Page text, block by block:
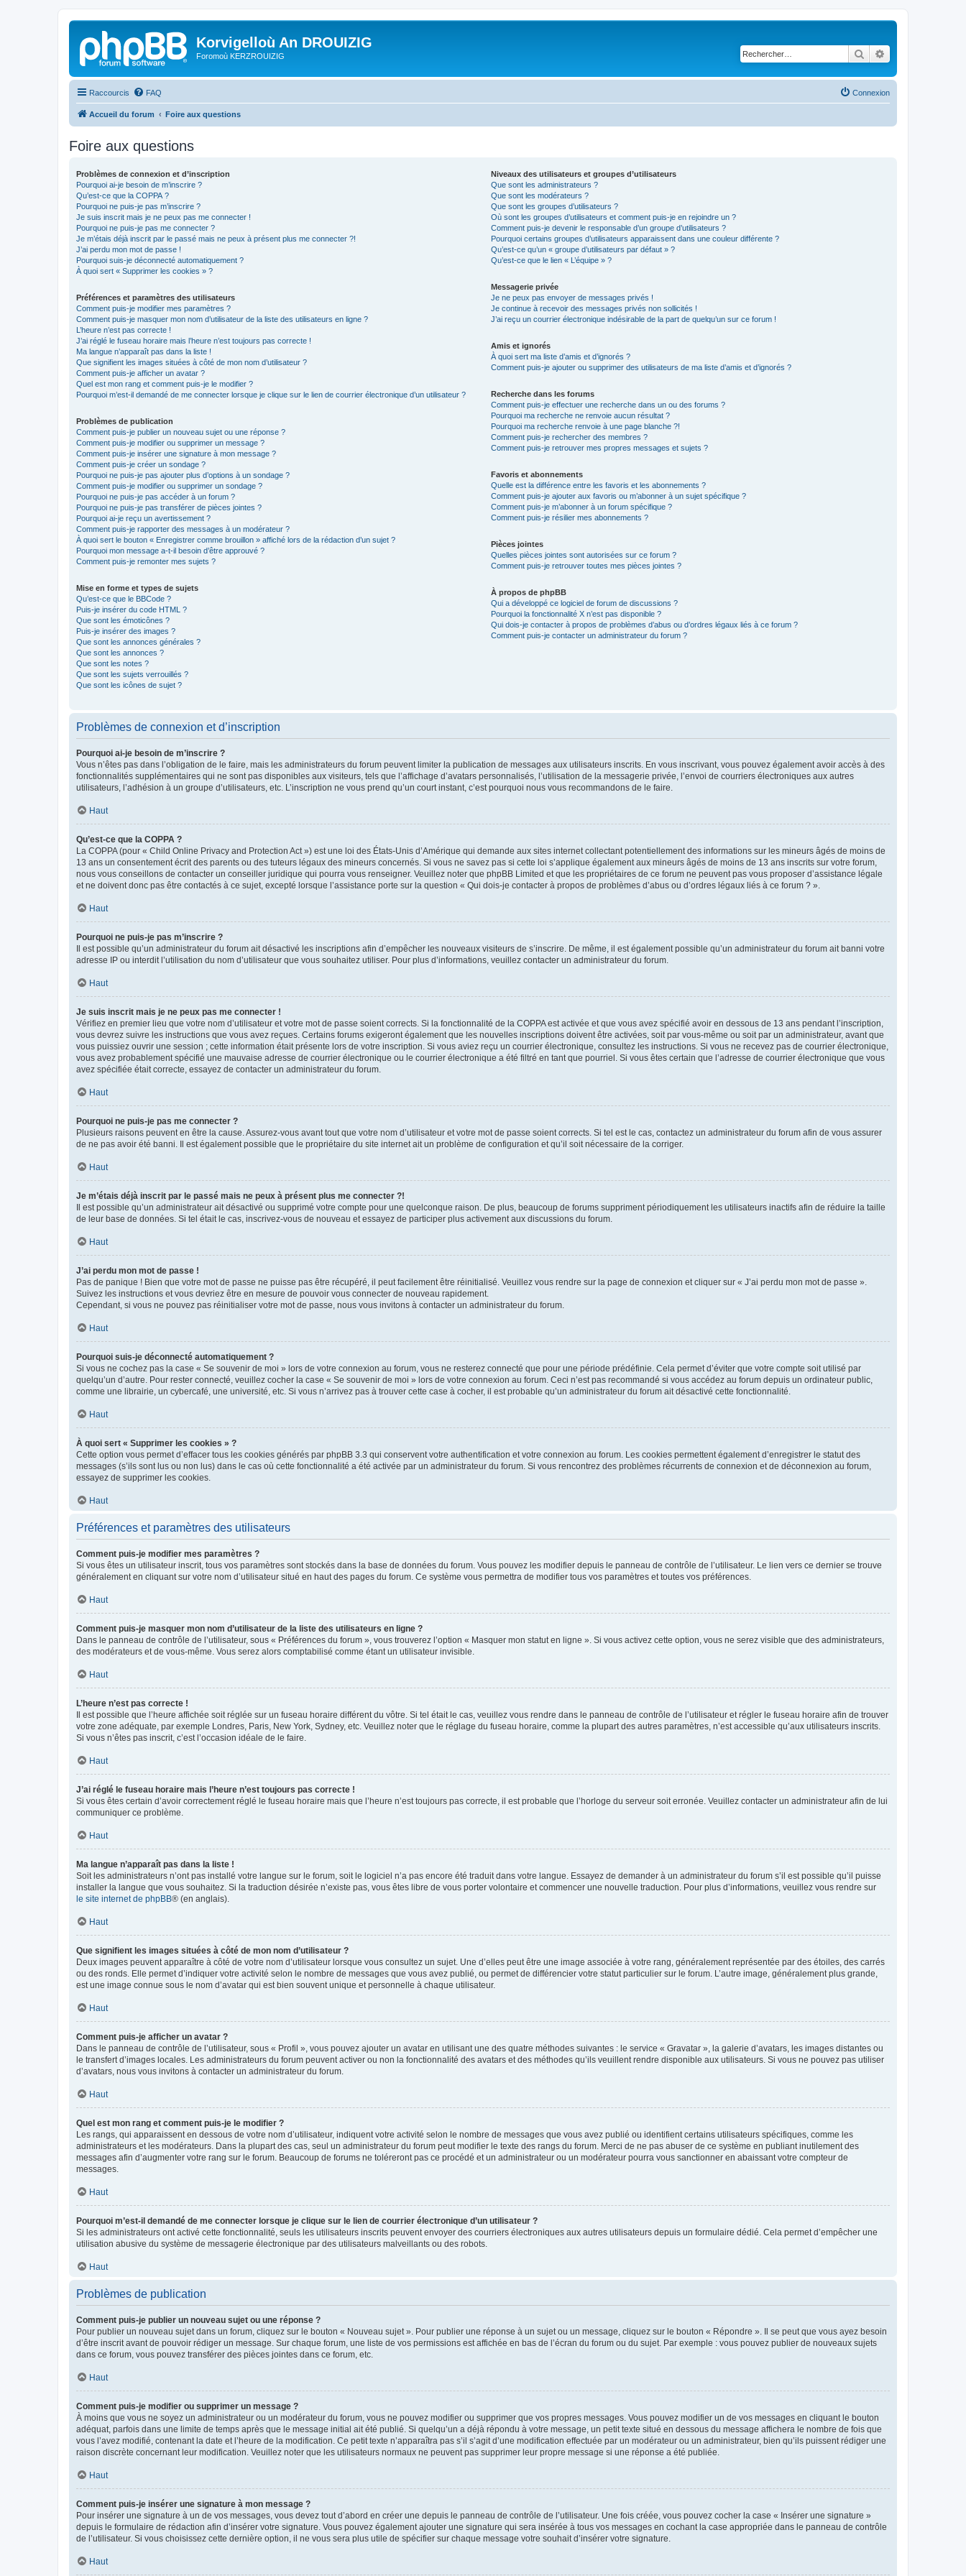
Korvigelloù An DROUIZIG
Foromoù KERZROUIZIG Rechercher
Raccourcis FAQ Connexion
Accueil du forum Foire aux questions
Foire aux questions
Problèmes de connexion et d’inscription
Pourquoi ai-je besoin de m’inscrire ?
Qu’est-ce que la COPPA ?
Pourquoi ne puis-je pas m’inscrire ?
Je suis inscrit mais je ne peux pas me connecter !
Pourquoi ne puis-je pas me connecter ?
Je m’étais déjà inscrit par le passé mais ne peux à présent plus me connecter ?!
J’ai perdu mon mot de passe !
Pourquoi suis-je déconnecté automatiquement ?
À quoi sert « Supprimer les cookies » ?
Préférences et paramètres des utilisateurs
Comment puis-je modifier mes paramètres ?
Comment puis-je masquer mon nom d’utilisateur de la liste des utilisateurs en ligne ?
L’heure n’est pas correcte !
J’ai réglé le fuseau horaire mais l’heure n’est toujours pas correcte !
Ma langue n’apparaît pas dans la liste !
Que signifient les images situées à côté de mon nom d’utilisateur ?
Comment puis-je afficher un avatar ?
Quel est mon rang et comment puis-je le modifier ?
Pourquoi m’est-il demandé de me connecter lorsque je clique sur le lien de courrier électronique d’un utilisateur ?
Problèmes de publication
Comment puis-je publier un nouveau sujet ou une réponse ?
Comment puis-je modifier ou supprimer un message ?
Comment puis-je insérer une signature à mon message ?
Comment puis-je créer un sondage ?
Pourquoi ne puis-je pas ajouter plus d’options à un sondage ?
Comment puis-je modifier ou supprimer un sondage ?
Pourquoi ne puis-je pas accéder à un forum ?
Pourquoi ne puis-je pas transférer de pièces jointes ?
Pourquoi ai-je reçu un avertissement ?
Comment puis-je rapporter des messages à un modérateur ?
À quoi sert le bouton « Enregistrer comme brouillon » affiché lors de la rédaction d’un sujet ?
Pourquoi mon message a-t-il besoin d’être approuvé ?
Comment puis-je remonter mes sujets ?
Mise en forme et types de sujets
Qu’est-ce que le BBCode ?
Puis-je insérer du code HTML ?
Que sont les émoticônes ?
Puis-je insérer des images ?
Que sont les annonces générales ?
Que sont les annonces ?
Que sont les notes ?
Que sont les sujets verrouillés ?
Que sont les icônes de sujet ?
Niveaux des utilisateurs et groupes d’utilisateurs
Que sont les administrateurs ?
Que sont les modérateurs ?
Que sont les groupes d’utilisateurs ?
Où sont les groupes d’utilisateurs et comment puis-je en rejoindre un ?
Comment puis-je devenir le responsable d’un groupe d’utilisateurs ?
Pourquoi certains groupes d’utilisateurs apparaissent dans une couleur différente ?
Qu’est-ce qu’un « groupe d’utilisateurs par défaut » ?
Qu’est-ce que le lien « L’équipe » ?
Messagerie privée
Je ne peux pas envoyer de messages privés !
Je continue à recevoir des messages privés non sollicités !
J’ai reçu un courrier électronique indésirable de la part de quelqu’un sur ce forum !
Amis et ignorés
À quoi sert ma liste d’amis et d’ignorés ?
Comment puis-je ajouter ou supprimer des utilisateurs de ma liste d’amis et d’ignorés ?
Recherche dans les forums
Comment puis-je effectuer une recherche dans un ou des forums ?
Pourquoi ma recherche ne renvoie aucun résultat ?
Pourquoi ma recherche renvoie à une page blanche ?!
Comment puis-je rechercher des membres ?
Comment puis-je retrouver mes propres messages et sujets ?
Favoris et abonnements
Quelle est la différence entre les favoris et les abonnements ?
Comment puis-je ajouter aux favoris ou m’abonner à un sujet spécifique ?
Comment puis-je m’abonner à un forum spécifique ?
Comment puis-je résilier mes abonnements ?
Pièces jointes
Quelles pièces jointes sont autorisées sur ce forum ?
Comment puis-je retrouver toutes mes pièces jointes ?
À propos de phpBB
Qui a développé ce logiciel de forum de discussions ?
Pourquoi la fonctionnalité X n’est pas disponible ?
Qui dois-je contacter à propos de problèmes d’abus ou d’ordres légaux liés à ce forum ?
Comment puis-je contacter un administrateur du forum ?
Problèmes de connexion et d’inscription
Pourquoi ai-je besoin de m’inscrire ?
Vous n’êtes pas dans l’obligation de le faire, mais les administrateurs du forum peuvent limiter la publication de messages aux utilisateurs inscrits. En vous inscrivant, vous pouvez également avoir accès à des
fonctionnalités supplémentaires qui ne sont pas disponibles aux visiteurs, tels que l’affichage d’avatars personnalisés, l’utilisation de la messagerie privée, l’envoi de courriers électroniques aux autres
utilisateurs, l’adhésion à un groupe d’utilisateurs, etc. L’inscription ne vous prend qu’un court instant, c’est pourquoi nous vous recommandons de le faire.
Haut
Qu’est-ce que la COPPA ?
La COPPA (pour « Child Online Privacy and Protection Act ») est une loi des États-Unis d’Amérique qui demande aux sites internet collectant potentiellement des informations sur les mineurs âgés de moins de
13 ans un consentement écrit des parents ou des tuteurs légaux des mineurs concernés. Si vous ne savez pas si cette loi s’applique également aux mineurs âgés de moins de 13 ans inscrits sur votre forum,
nous vous conseillons de contacter un conseiller juridique qui pourra vous renseigner. Veuillez noter que phpBB Limited et que les propriétaires de ce forum ne peuvent pas vous proposer d’assistance légale
et ne doivent donc pas être contactés à ce sujet, excepté lorsque l’assistance porte sur la question « Qui dois-je contacter à propos de problèmes d’abus ou d’ordres légaux liés à ce forum ? ».
Haut
Pourquoi ne puis-je pas m’inscrire ?
Il est possible qu’un administrateur du forum ait désactivé les inscriptions afin d’empêcher les nouveaux visiteurs de s’inscrire. De même, il est également possible qu’un administrateur du forum ait banni votre
adresse IP ou interdit l’utilisation du nom d’utilisateur que vous souhaitez utiliser. Pour plus d’informations, veuillez contacter un administrateur du forum.
Haut
Je suis inscrit mais je ne peux pas me connecter !
Vérifiez en premier lieu que votre nom d’utilisateur et votre mot de passe soient corrects. Si la fonctionnalité de la COPPA est activée et que vous avez spécifié avoir en dessous de 13 ans pendant l’inscription,
vous devrez suivre les instructions que vous avez reçues. Certains forums exigeront également que les nouvelles inscriptions doivent être activées, soit par vous-même ou soit par un administrateur, avant que
vous puissiez ouvrir une session ; cette information était présente lors de votre inscription. Si vous aviez reçu un courrier électronique, consultez les instructions. Si vous ne recevez pas de courrier électronique,
vous avez probablement spécifié une mauvaise adresse de courrier électronique ou le courrier électronique a été filtré en tant que pourriel. Si vous êtes certain que l’adresse de courrier électronique que vous
avez spécifiée était correcte, essayez de contacter un administrateur du forum.
Haut
Pourquoi ne puis-je pas me connecter ?
Plusieurs raisons peuvent en être la cause. Assurez-vous avant tout que votre nom d’utilisateur et votre mot de passe soient corrects. Si tel est le cas, contactez un administrateur du forum afin de vous assurer
de ne pas avoir été banni. Il est également possible que le propriétaire du site internet ait un problème de configuration et qu’il soit nécessaire de la corriger.
Haut
Je m’étais déjà inscrit par le passé mais ne peux à présent plus me connecter ?!
Il est possible qu’un administrateur ait désactivé ou supprimé votre compte pour une quelconque raison. De plus, beaucoup de forums suppriment périodiquement les utilisateurs inactifs afin de réduire la taille
de leur base de données. Si tel était le cas, inscrivez-vous de nouveau et essayez de participer plus activement aux discussions du forum.
Haut
J’ai perdu mon mot de passe !
Pas de panique ! Bien que votre mot de passe ne puisse pas être récupéré, il peut facilement être réinitialisé. Veuillez vous rendre sur la page de connexion et cliquer sur « J’ai perdu mon mot de passe ».
Suivez les instructions et vous devriez être en mesure de pouvoir vous connecter de nouveau rapidement.
Cependant, si vous ne pouvez pas réinitialiser votre mot de passe, nous vous invitons à contacter un administrateur du forum.
Haut
Pourquoi suis-je déconnecté automatiquement ?
Si vous ne cochez pas la case « Se souvenir de moi » lors de votre connexion au forum, vous ne resterez connecté que pour une période prédéfinie. Cela permet d’éviter que votre compte soit utilisé par
quelqu’un d’autre. Pour rester connecté, veuillez cocher la case « Se souvenir de moi » lors de votre connexion au forum. Ceci n’est pas recommandé si vous accédez au forum depuis un ordinateur public,
comme une librairie, un cybercafé, une université, etc. Si vous n’arrivez pas à trouver cette case à cocher, il est probable qu’un administrateur du forum ait désactivé cette fonctionnalité.
Haut
À quoi sert « Supprimer les cookies » ?
Cette option vous permet d’effacer tous les cookies générés par phpBB 3.3 qui conservent votre authentification et votre connexion au forum. Les cookies permettent également d’enregistrer le statut des
messages (s’ils sont lus ou non lus) dans le cas où cette fonctionnalité a été activée par un administrateur du forum. Si vous rencontrez des problèmes récurrents de connexion et de déconnexion au forum,
essayez de supprimer les cookies.
Haut
Préférences et paramètres des utilisateurs
Comment puis-je modifier mes paramètres ?
Si vous êtes un utilisateur inscrit, tous vos paramètres sont stockés dans la base de données du forum. Vous pouvez les modifier depuis le panneau de contrôle de l’utilisateur. Le lien vers ce dernier se trouve
généralement en cliquant sur votre nom d’utilisateur situé en haut des pages du forum. Ce système vous permettra de modifier tous vos paramètres et toutes vos préférences.
Haut
Comment puis-je masquer mon nom d’utilisateur de la liste des utilisateurs en ligne ?
Dans le panneau de contrôle de l’utilisateur, sous « Préférences du forum », vous trouverez l’option « Masquer mon statut en ligne ». Si vous activez cette option, vous ne serez visible que des administrateurs,
des modérateurs et de vous-même. Vous serez alors comptabilisé comme étant un utilisateur invisible.
Haut
L’heure n’est pas correcte !
Il est possible que l’heure affichée soit réglée sur un fuseau horaire différent du vôtre. Si tel était le cas, veuillez vous rendre dans le panneau de contrôle de l’utilisateur et régler le fuseau horaire afin de trouver
votre zone adéquate, par exemple Londres, Paris, New York, Sydney, etc. Veuillez noter que le réglage du fuseau horaire, comme la plupart des autres paramètres, n’est accessible qu’aux utilisateurs inscrits.
Si vous n’êtes pas inscrit, c’est l’occasion idéale de le faire.
Haut
J’ai réglé le fuseau horaire mais l’heure n’est toujours pas correcte !
Si vous êtes certain d’avoir correctement réglé le fuseau horaire mais que l’heure n’est toujours pas correcte, il est probable que l’horloge du serveur soit erronée. Veuillez contacter un administrateur afin de lui
communiquer ce problème.
Haut
Ma langue n’apparaît pas dans la liste !
Soit les administrateurs n’ont pas installé votre langue sur le forum, soit le logiciel n’a pas encore été traduit dans votre langue. Essayez de demander à un administrateur du forum s’il est possible qu’il puisse
installer la langue que vous souhaitez. Si la traduction désirée n’existe pas, vous êtes libre de vous porter volontaire et commencer une nouvelle traduction. Pour plus d’informations, veuillez vous rendre sur
le site internet de phpBB® (en anglais).
Haut
Que signifient les images situées à côté de mon nom d’utilisateur ?
Deux images peuvent apparaître à côté de votre nom d’utilisateur lorsque vous consultez un sujet. Une d’elles peut être une image associée à votre rang, généralement représentée par des étoiles, des carrés
ou des ronds. Elle permet d’indiquer votre activité selon le nombre de messages que vous avez publié, ou permet de différencier votre statut particulier sur le forum. L’autre image, généralement plus grande,
est une image connue sous le nom d’avatar qui est bien souvent unique et personnelle à chaque utilisateur.
Haut
Comment puis-je afficher un avatar ?
Dans le panneau de contrôle de l’utilisateur, sous « Profil », vous pouvez ajouter un avatar en utilisant une des quatre méthodes suivantes : le service « Gravatar », la galerie d’avatars, les images distantes ou
le transfert d’images locales. Les administrateurs du forum peuvent activer ou non la fonctionnalité des avatars et des méthodes qu’ils veuillent rendre disponible aux utilisateurs. Si vous ne pouvez pas utiliser
d’avatars, nous vous invitons à contacter un administrateur du forum.
Haut
Quel est mon rang et comment puis-je le modifier ?
Les rangs, qui apparaissent en dessous de votre nom d’utilisateur, indiquent votre activité selon le nombre de messages que vous avez publié ou identifient certains utilisateurs spécifiques, comme les
administrateurs et les modérateurs. Dans la plupart des cas, seul un administrateur du forum peut modifier le texte des rangs du forum. Merci de ne pas abuser de ce système en publiant inutilement des
messages afin d’augmenter votre rang sur le forum. Beaucoup de forums ne toléreront pas ce procédé et un administrateur ou un modérateur pourra vous sanctionner en abaissant votre compteur de
messages.
Haut
Pourquoi m’est-il demandé de me connecter lorsque je clique sur le lien de courrier électronique d’un utilisateur ?
Si les administrateurs ont activé cette fonctionnalité, seuls les utilisateurs inscrits peuvent envoyer des courriers électroniques aux autres utilisateurs depuis un formulaire dédié. Cela permet d’empêcher une
utilisation abusive du système de messagerie électronique par des utilisateurs malveillants ou des robots.
Haut
Problèmes de publication
Comment puis-je publier un nouveau sujet ou une réponse ?
Pour publier un nouveau sujet dans un forum, cliquez sur le bouton « Nouveau sujet ». Pour publier une réponse à un sujet ou un message, cliquez sur le bouton « Répondre ». Il se peut que vous ayez besoin
d’être inscrit avant de pouvoir rédiger un message. Sur chaque forum, une liste de vos permissions est affichée en bas de l’écran du forum ou du sujet. Par exemple : vous pouvez publier de nouveaux sujets
dans ce forum, vous pouvez transférer des pièces jointes dans ce forum, etc.
Haut
Comment puis-je modifier ou supprimer un message ?
À moins que vous ne soyez un administrateur ou un modérateur du forum, vous ne pouvez modifier ou supprimer que vos propres messages. Vous pouvez modifier un de vos messages en cliquant le bouton
adéquat, parfois dans une limite de temps après que le message initial ait été publié. Si quelqu’un a déjà répondu à votre message, un petit texte situé en dessous du message affichera le nombre de fois que
vous l’avez modifié, contenant la date et l’heure de la modification. Ce petit texte n’apparaîtra pas s’il s’agit d’une modification effectuée par un modérateur ou un administrateur, bien qu’ils puissent rédiger une
raison discrète concernant leur modification. Veuillez noter que les utilisateurs normaux ne peuvent pas supprimer leur propre message si une réponse a été publiée.
Haut
Comment puis-je insérer une signature à mon message ?
Pour insérer une signature à un de vos messages, vous devez tout d’abord en créer une depuis le panneau de contrôle de l’utilisateur. Une fois créée, vous pouvez cocher la case « Insérer une signature »
depuis le formulaire de rédaction afin d’insérer votre signature. Vous pouvez également ajouter une signature qui sera insérée à tous vos messages en cochant la case appropriée dans le panneau de contrôle
de l’utilisateur. Si vous choisissez cette dernière option, il ne vous sera plus utile de spécifier sur chaque message votre souhait d’insérer votre signature.
Haut